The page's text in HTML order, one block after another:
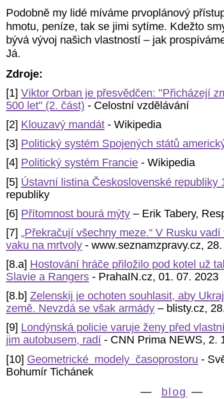
Podobně my lidé míváme prvoplánový
hmotu, peníze, tak se jimi sytíme. Kdežto
bývá vývoj našich vlastností – jak
Já.
Zdroje:
[1] Viktor Orban je přesvědčen: "Přicházejí
500 let" (2. část) - Celostní vzdělávání
[2] Klouzavý mandát - Wikipedia
[3] Politický systém Spojených států
[4] Politický systém Francie - Wikipedia
[5] Ústavní listina Československé republiky
republiky
[6] Přítomnost bourá mýty – Erik Tabery,
[7] „Překračují všechny meze.“ V Rusku
vaku na mrtvoly - www.seznamzpravy.cz,
[8.a] Hostování hráče přiložilo pod kotel už
Slavie a Rangers - PrahaIN.cz, 01. 07. 2023
[8.b] Zelenskij je ochoten souhlasit, aby
země. Nevzdá se však armády – blisty.cz,
[9] Londýnská policie varuje ženy před
jim autobusem, radí - CNN Prima NEWS, 2.
[10] Geometrické modely časoprostoru -
Bohumír Tichánek
— blog —